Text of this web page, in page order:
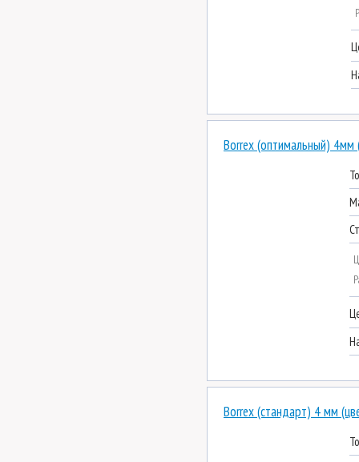
Borrex (оптимальный) 4мм
Borrex (стандарт) 4 мм